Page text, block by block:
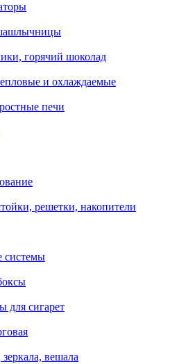
горячий шоколад
и охлаждаемые
печи
решетки, накопители
системы
для сигарет
вешала